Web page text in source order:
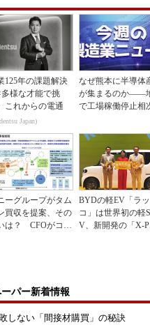
125年の課題解決
多様な才能で挑
これからの電通
Japan)
なぜ熊本に半導体
が集まるのか――
で工場稼働停止相
ーグループがタム
買収を提案、その
は？ CFOがコメ
BYDの軽EV「ラッ
コ」は世界初の軽
V、新開発の「X-
パー新着情報
しない「間接材購買」の秘訣